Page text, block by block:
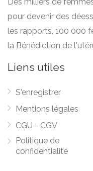
pour devenir des
les rapports, 100 000
la Bénédiction de
Liens utiles
S'enregistrer
Mentions légales
CGU - CGV
Politique de
confidentialité